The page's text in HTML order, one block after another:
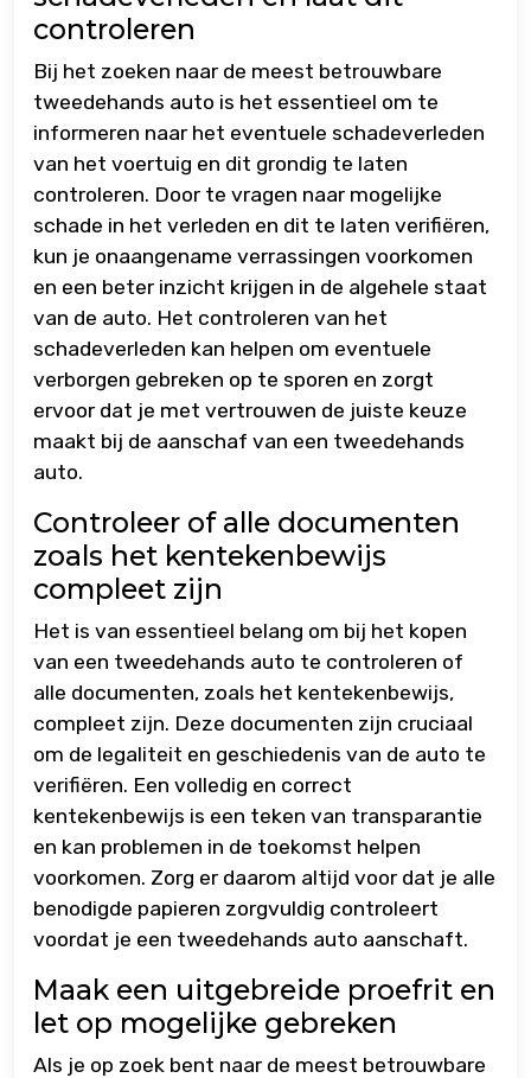
controleren
Bij het zoeken naar de meest betrouwbare
tweedehands auto is het essentieel om te
informeren naar het eventuele schadeverleden
van het voertuig en dit grondig te laten
controleren. Door te vragen naar mogelijke
schade in het verleden en dit te laten verifiëren,
kun je onaangename verrassingen voorkomen
en een beter inzicht krijgen in de algehele staat
van de auto. Het controleren van het
schadeverleden kan helpen om eventuele
verborgen gebreken op te sporen en zorgt
ervoor dat je met vertrouwen de juiste keuze
maakt bij de aanschaf van een tweedehands
auto.
Controleer of alle documenten
zoals het kentekenbewijs
compleet zijn
Het is van essentieel belang om bij het kopen
van een tweedehands auto te controleren of
alle documenten, zoals het kentekenbewijs,
compleet zijn. Deze documenten zijn cruciaal
om de legaliteit en geschiedenis van de auto te
verifiëren. Een volledig en correct
kentekenbewijs is een teken van transparantie
en kan problemen in de toekomst helpen
voorkomen. Zorg er daarom altijd voor dat je alle
benodigde papieren zorgvuldig controleert
voordat je een tweedehands auto aanschaft.
Maak een uitgebreide proefrit en
let op mogelijke gebreken
Als je op zoek bent naar de meest betrouwbare